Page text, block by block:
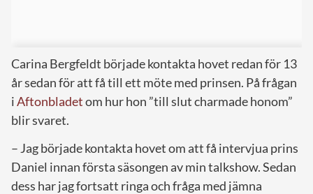
Carina Bergfeldt började kontakta hovet redan för 13
år sedan för att få till ett möte med prinsen. På frågan
iAftonbladetom hur hon ”till slut charmade honom”
blir svaret.
– Jag började kontakta hovet om att få intervjua prins
Daniel innan första säsongen av min talkshow. Sedan
dess har jag fortsatt ringa och fråga med jämna